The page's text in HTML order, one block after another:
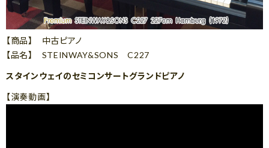
【商品】 中古ピアノ
【品名】 STEINWAY&SONS C227
スタインウェイのセミコンサートグランドピアノ
【演奏動画】